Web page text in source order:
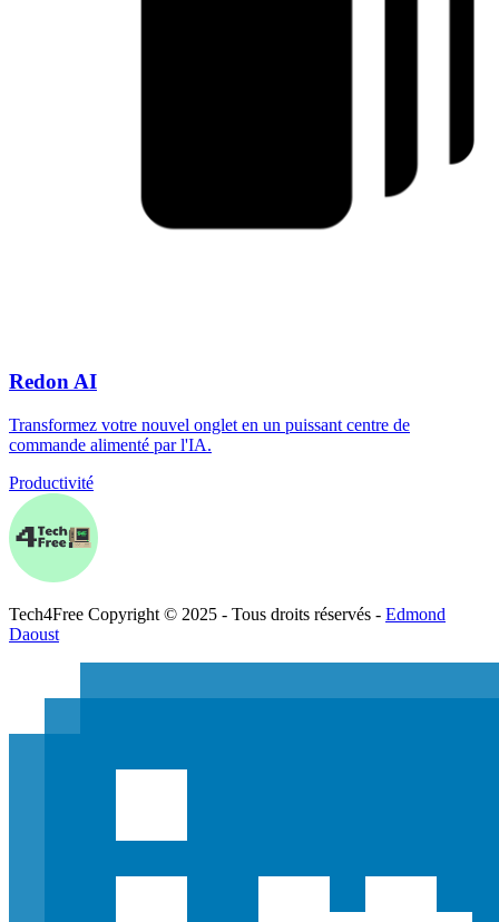
Redon AI
Transformez votre nouvel onglet en un puissant centre de
commande alimenté par l'IA.
Productivité
Tech4Free Copyright © 2025 - Tous droits réservés - Edmond
Daoust